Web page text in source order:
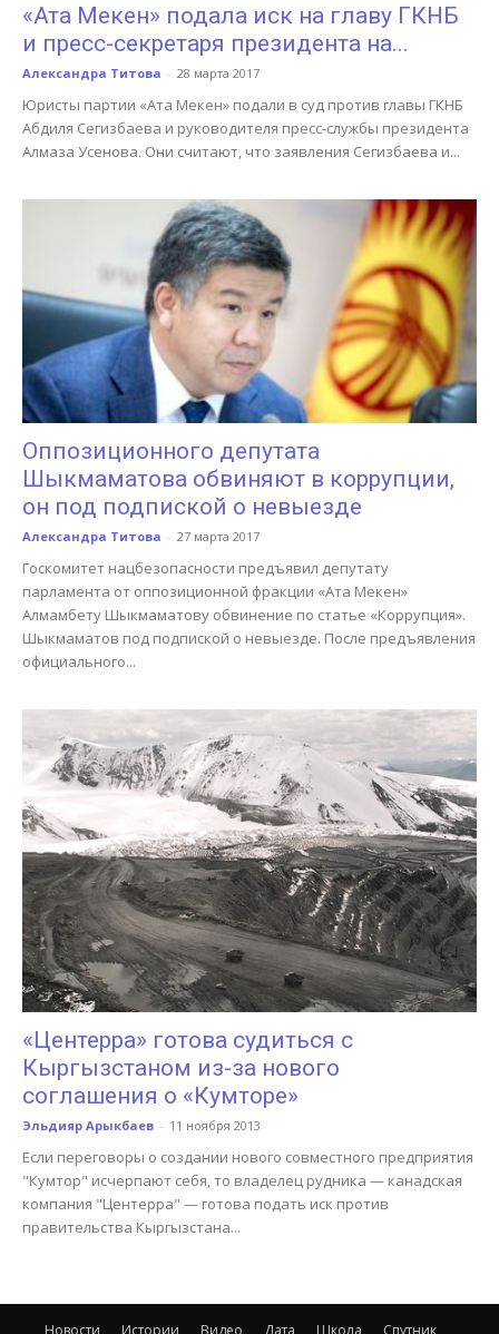
«Ата Мекен» подала иск на главу ГКНБ
и пресс-секретаря президента на...
Александра Титова - 28 марта 2017
Юристы партии «Ата Мекен» подали в суд против главы ГКНБ
Абдиля Сегизбаева и руководителя пресс-службы президента
Алмаза Усенова. Они считают, что заявления Сегизбаева и...
Оппозиционного депутата
Шыкмаматова обвиняют в коррупции,
он под подпиской о невыезде
Александра Титова - 27 марта 2017
Госкомитет нацбезопасности предъявил депутату
парламента от оппозиционной фракции «Ата Мекен»
Алмамбету Шыкмаматову обвинение по статье «Коррупция».
Шыкмаматов под подпиской о невыезде. После предъявления
официального...
«Центерра» готова судиться с
Кыргызстаном из-за нового
соглашения о «Кумторе»
Эльдияр Арыкбаев - 11 ноября 2013
Если переговоры о создании нового совместного предприятия
"Кумтор" исчерпают себя, то владелец рудника — канадская
компания "Центерра" — готова подать иск против
правительства Кыргызстана...